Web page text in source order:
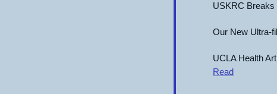
USKRC Breaks
Our New Ultra-
UCLA Health
Read